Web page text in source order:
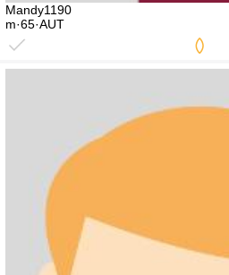
Mandy1190
m·65·AUT